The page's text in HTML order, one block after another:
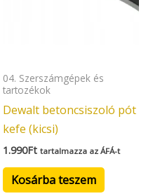
04. Szerszámgépek és
tartozékok
Dewalt betoncsiszoló pót
kefe (kicsi)
1.990Ft tartalmazza az ÁFÁ-t
Kosárba teszem